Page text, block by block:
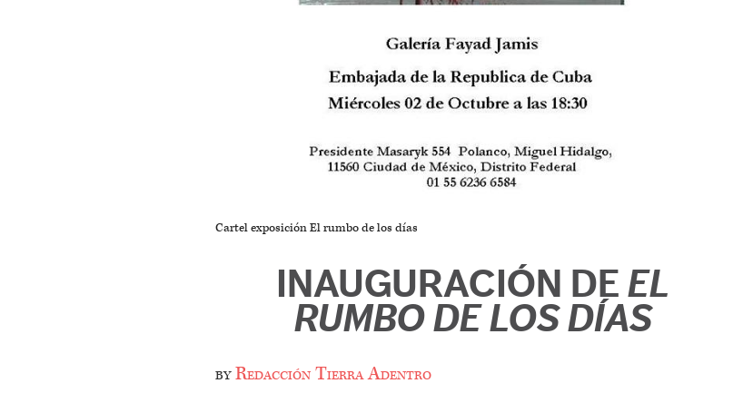
Cartel exposición El rumbo de los días
INAUGURACIÓN DE EL
RUMBO DE LOS DÍAS
byRedacción Tierra Adentro